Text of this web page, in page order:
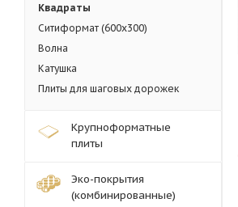
Квадраты
Ситиформат (600х300)
Волна
Катушка
Плиты для шаговых дорожек
Крупноформатные
плиты
Эко-покрытия
(комбинированные)